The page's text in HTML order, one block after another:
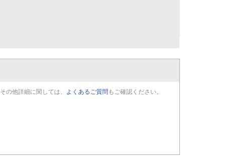
その他詳細に関しては、 よくあるご質問もご確認ください。